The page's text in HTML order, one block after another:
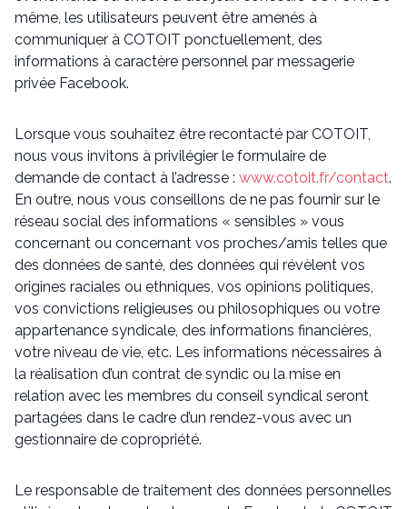
même, les utilisateurs peuvent être amenés à
communiquer à COTOIT ponctuellement, des
informations à caractère personnel par messagerie
privée Facebook.
Lorsque vous souhaitez être recontacté par COTOIT,
nous vous invitons à privilégier le formulaire de
demande de contact à l’adresse : www.cotoit.fr/contact.
En outre, nous vous conseillons de ne pas fournir sur le
réseau social des informations « sensibles » vous
concernant ou concernant vos proches/amis telles que
des données de santé, des données qui révèlent vos
origines raciales ou ethniques, vos opinions politiques,
vos convictions religieuses ou philosophiques ou votre
appartenance syndicale, des informations financières,
votre niveau de vie, etc. Les informations nécessaires à
la réalisation d’un contrat de syndic ou la mise en
relation avec les membres du conseil syndical seront
partagées dans le cadre d’un rendez-vous avec un
gestionnaire de copropriété.
Le responsable de traitement des données personnelles